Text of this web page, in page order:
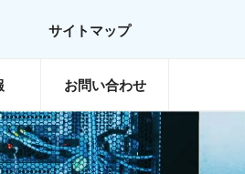
サイトマップ
お問い合わせ